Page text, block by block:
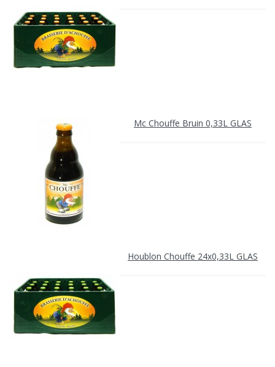
Mc Chouffe Bruin 0,33L GLAS
Houblon Chouffe 24x0,33L GLAS